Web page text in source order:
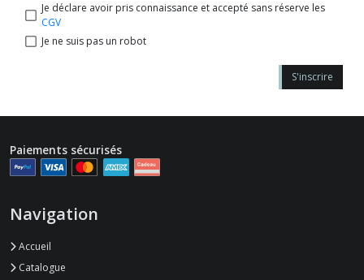
Je déclare avoir pris connaissance et accepté sans réserve les
CGV
Je ne suis pas un robot
S'inscrire
Paiements sécurisés
Navigation
Accueil
Catalogue